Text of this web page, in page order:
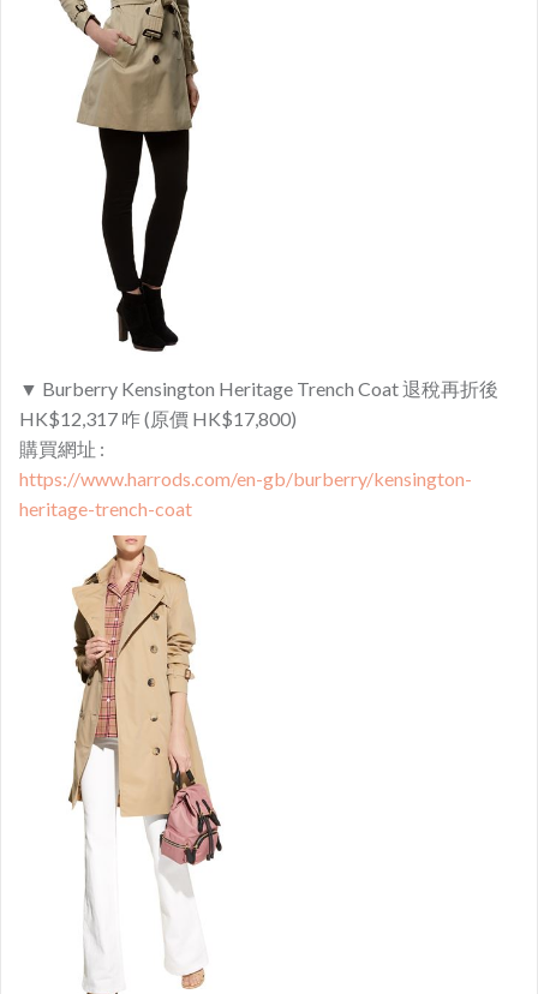
▼ Burberry Kensington Heritage Trench Coat 退稅再折後
HK$12,317 咋 (原價 HK$17,800)
購買網址 :
https://www.harrods.com/en-gb/burberry/kensington-
heritage-trench-coat